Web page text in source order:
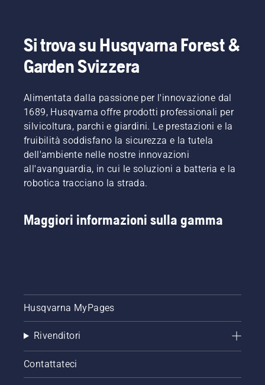
notevolmente
ridotto.
consumi
diventando
irrimediabilmente
effettivamente
possibile?
La
risposta
arrivata
da uno
dei
settore.
Si trova su Husqvarna Forest &
Garden Svizzera
Alimentata dalla passione per l'innovazione dal
1689, Husqvarna offre prodotti professionali per
silvicoltura, parchi e giardini. Le prestazioni e la
fruibilità soddisfano la sicurezza e la tutela
dell'ambiente nelle nostre innovazioni
all'avanguardia, in cui le soluzioni a batteria e la
robotica tracciano la strada.
Maggiori informazioni sulla gamma
Husqvarna MyPages
Rivenditori
Contattateci